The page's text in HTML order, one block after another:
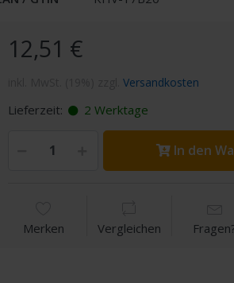
12,51 €
Versandkosten
Lieferzeit: 2 Werktage
In den
Merken Vergleichen